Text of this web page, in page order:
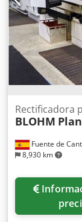
Fuente de
8,930 km
Rectificadora
BLOHM
Información de